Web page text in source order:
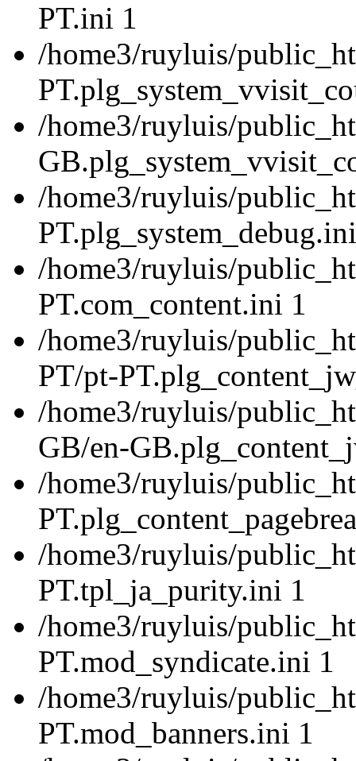
PT.ini 1
/home3/ruyluis/
/home3/ruyluis/
/home3/ruyluis/
/home3/ruyluis/
PT.com_content.ini 1
/home3/ruyluis/
PT/pt-
/home3/ruyluis/
GB/en-
/home3/ruyluis/
/home3/ruyluis/
PT.tpl_ja_purity.ini 1
/home3/ruyluis/
PT.mod_syndicate.ini 1
/home3/ruyluis/
PT.mod_banners.ini 1